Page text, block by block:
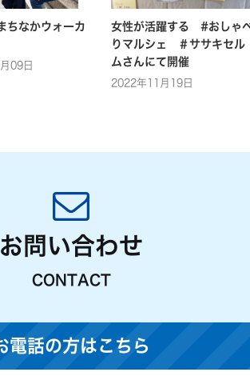
ちなかウォーカ
09日
女性が活躍する #おしゃ
りマルシェ ＃ササキセル
ムさんにて開催
2022年11月19日
お問い合わせ
CONTACT
電話の方はこちら